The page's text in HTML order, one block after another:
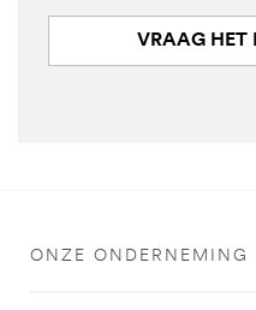
VRAAG HET
ONZE ONDERNEMING